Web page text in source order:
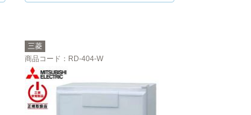
三菱
商品コード ：RD-404-W